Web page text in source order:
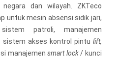
dan wilayah. ZKTeco
untuk mesin absensi sidik jari,
patroli, manajemen
sistem akses kontrol pintu lift,
manajemensmart lock/ kunci